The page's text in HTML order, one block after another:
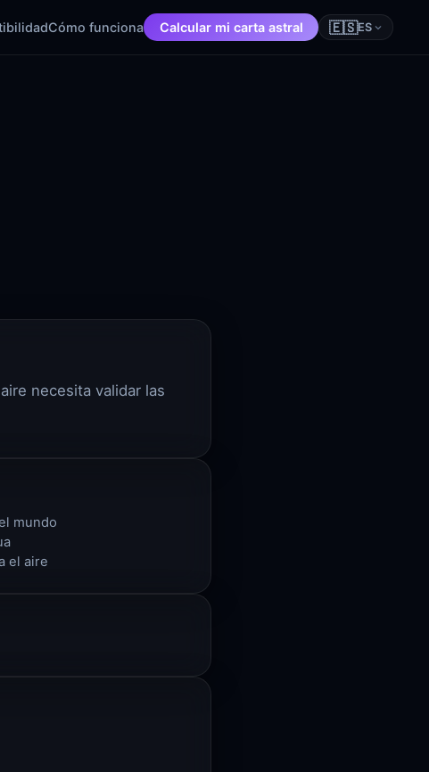
Cómo funciona Calcular mi carta astral 🇪🇸ES
necesita validar las
mundo
el aire